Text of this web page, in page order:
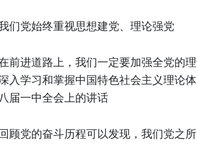
们党始终重视思想建党、理论强党
前进道路上，我们一定要加强全党的
入学习和掌握中国特色社会主义理论
届一中全会上的讲话
回顾党的奋斗历程可以发现，我们党之